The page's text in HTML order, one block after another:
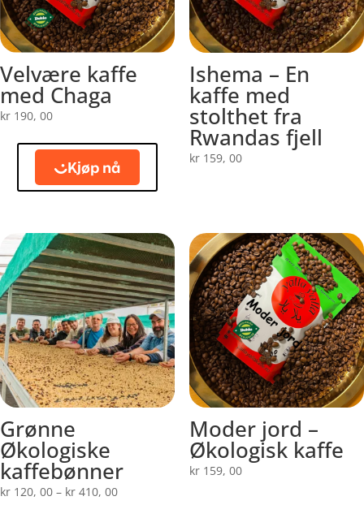
Velvære kaffe
med Chaga
kr 190, 00
Ishema – En
kaffe med
stolthet fra
Rwandas fjell
kr159, 00
Grønne
Økologiske
kaffebønner
kr 120, 00 – kr 410, 00Prisområde:
Moder jord –
Økologisk kaffe
kr159, 00